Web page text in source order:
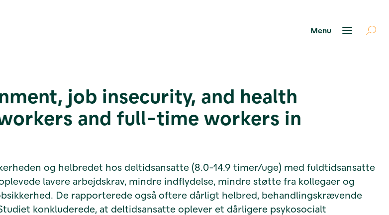
job insecurity, and health
and full-time workers in
og helbredet hos deltidsansatte (8.0-14.9 timer/uge) med fuldtidsansatte
lavere arbejdskrav, mindre indflydelse, mindre støtte fra kollegaer og
De rapporterede også oftere dårligt helbred, behandlingskrævende
konkluderede, at deltidsansatte oplever et dårligere psykosocialt